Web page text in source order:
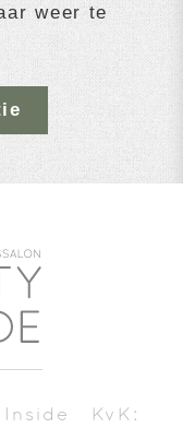
weer te
Inside KvK: